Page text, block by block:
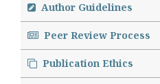
Author Guidelines
Peer Review Process
Publication Ethics